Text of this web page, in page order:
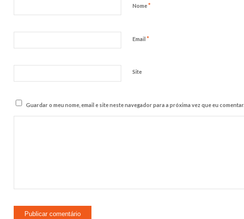
Nome*
Email *
Site
Guardar o meu nome, email e site neste navegador para a próxima vez que eu comentar.